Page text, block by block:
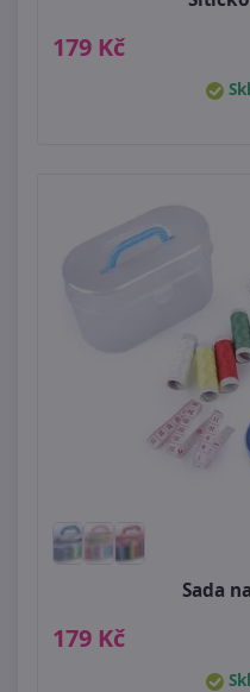
179 Kč
Sada
179 Kč